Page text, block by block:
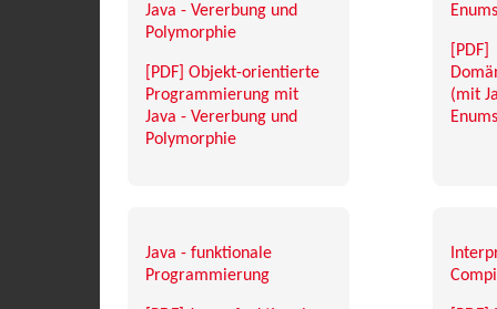
Java - Vererbung und
Polymorphie
[PDF] Objekt-orientierte
Programmierung mit
Java - Vererbung und
Polymorphie
[PDF]
(mit
Java - funktionale
Programmierung